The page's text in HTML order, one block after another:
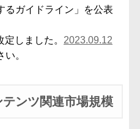
るガイドライン」を公表
しました。 2023.09.12
。
ンツ関連市場規模